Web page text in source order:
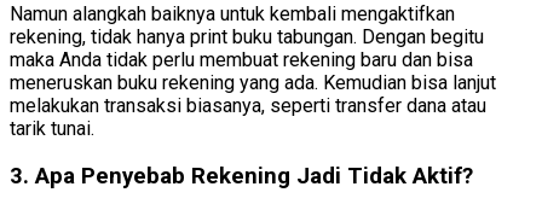
Namun alangkah baiknya untuk kembali mengaktifkan
rekening, tidak hanya print buku tabungan. Dengan begitu
maka Anda tidak perlu membuat rekening baru dan bisa
meneruskan buku rekening yang ada. Kemudian bisa lanjut
melakukan transaksi biasanya, seperti transfer dana atau
tarik tunai.
3. Apa Penyebab Rekening Jadi Tidak Aktif?